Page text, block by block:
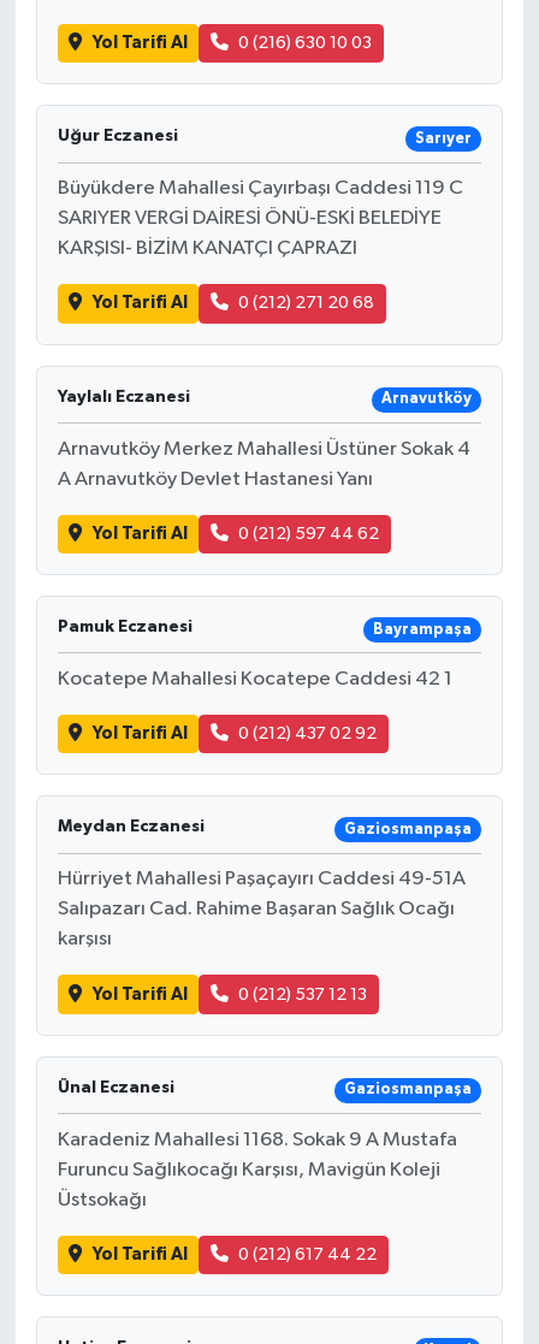
Yol Tarifi Al 0 (216) 630 10 03
Uğur Eczanesi Sarıyer
Büyükdere Mahallesi Çayırbaşı Caddesi 119 C
SARIYER VERGİ DAİRESİ ÖNÜ-ESKİ BELEDİYE
KARŞISI- BİZİM KANATÇI ÇAPRAZI
Yol Tarifi Al 0 (212) 271 20 68
Yaylalı Eczanesi Arnavutköy
Arnavutköy Merkez Mahallesi Üstüner Sokak 4
A Arnavutköy Devlet Hastanesi Yanı
Yol Tarifi Al 0 (212) 597 44 62
Pamuk Eczanesi Bayrampaşa
Kocatepe Mahallesi Kocatepe Caddesi 42 1
Yol Tarifi Al 0 (212) 437 02 92
Meydan Eczanesi Gaziosmanpaşa
Hürriyet Mahallesi Paşaçayırı Caddesi 49-51A
Salıpazarı Cad. Rahime Başaran Sağlık Ocağı
karşısı
Yol Tarifi Al 0 (212) 537 12 13
Ünal Eczanesi Gaziosmanpaşa
Karadeniz Mahallesi 1168. Sokak 9 A Mustafa
Furuncu Sağlıkocağı Karşısı, Mavigün Koleji
Üstsokağı
Yol Tarifi Al 0 (212) 617 44 22